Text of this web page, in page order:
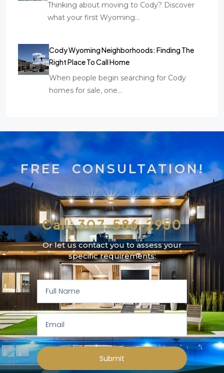
Thinking about moving to Cody? Discover
what your first Wyoming…
Cody Wyoming Neighborhoods: Finding The
Right Place To Call Home
When people begin searching for Cody
homes for sale, one…
FREE CONSULTATION!
Call: 307-586-2950
Or let us contact you to assess your
specific requirements:
Submit